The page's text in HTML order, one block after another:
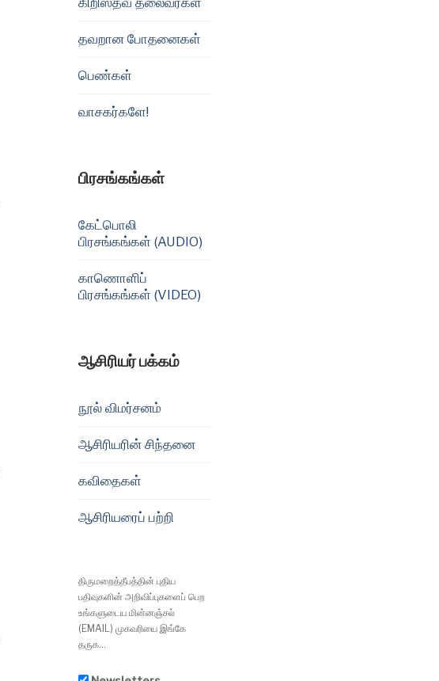
தவறான போதனைகள்
பெண்கள்
வாசகர்களே!
பிரசங்கங்கள்
கேட்பொலி
பிரசங்கங்கள் (AUDIO)
காணொளிப்
பிரசங்கங்கள் (VIDEO)
ஆசிரியர் பக்கம்
நூல் விமர்சனம்
ஆசிரியரின் சிந்தனை
கவிதைகள்
ஆசிரியரைப் பற்றி
திருமறைத்தீபத்தின் புதிய
பதிவுகளின் அறிவிப்புகளைப் பெற
உங்களுடைய மின்னஞ்சல்
(EMAIL) முகவரியை இங்கே
தருக...